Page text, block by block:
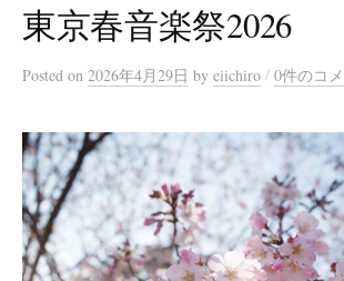
東京春音楽祭2026
Posted on 2026年4月29日 by eiichiro / 0件のコ